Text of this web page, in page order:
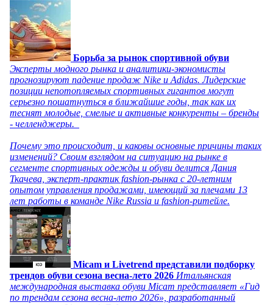
Борьба за рынок спортивной обуви
Эксперты модного рынка и аналитики-экономисты
прогнозируют падение продаж Nike и Adidas. Лидерские
позиции непотопляемых спортивных гигантов могут
серьезно пошатнуться в ближайшие годы, так как их
теснят молодые, смелые и активные конкуренты – бренды
- челленджеры.
Почему это происходит, и каковы основные причины таких
изменений? Своим взглядом на ситуацию на рынке в
сегменте спортивных одежды и обуви делится Дания
Ткачева, эксперт-практик fashion-рынка с 20-летним
опытом управления продажами, имеющий за плечами 13
лет работы в команде Nike Russia и fashion-ритейле.
Micam и Livetrend представили подборку
трендов обуви сезона весна-лето 2026 Итальянская
международная выставка обуви Micam представляет «Гид
по трендам сезона весна-лето 2026», разработанный